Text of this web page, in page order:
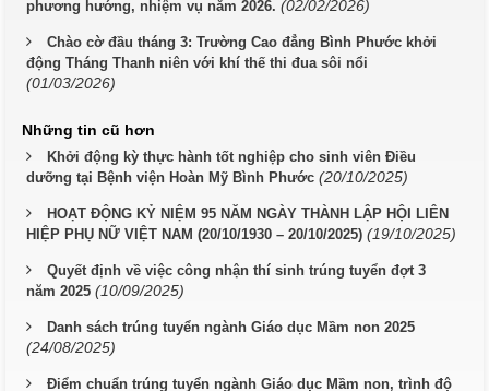
phương hướng, nhiệm vụ năm 2026. (02/02/2026)
Chào cờ đầu tháng 3: Trường Cao đẳng Bình Phước khởi
động Tháng Thanh niên với khí thế thi đua sôi nổi
(01/03/2026)
Những tin cũ hơn
Khởi động kỳ thực hành tốt nghiệp cho sinh viên Điều
dưỡng tại Bệnh viện Hoàn Mỹ Bình Phước (20/10/2025)
HOẠT ĐỘNG KỶ NIỆM 95 NĂM NGÀY THÀNH LẬP HỘI LIÊN
HIỆP PHỤ NỮ VIỆT NAM (20/10/1930 – 20/10/2025) (19/10/2025)
Quyết định về việc công nhận thí sinh trúng tuyển đợt 3
năm 2025 (10/09/2025)
Danh sách trúng tuyển ngành Giáo dục Mầm non 2025
(24/08/2025)
Điểm chuẩn trúng tuyển ngành Giáo dục Mầm non, trình độ